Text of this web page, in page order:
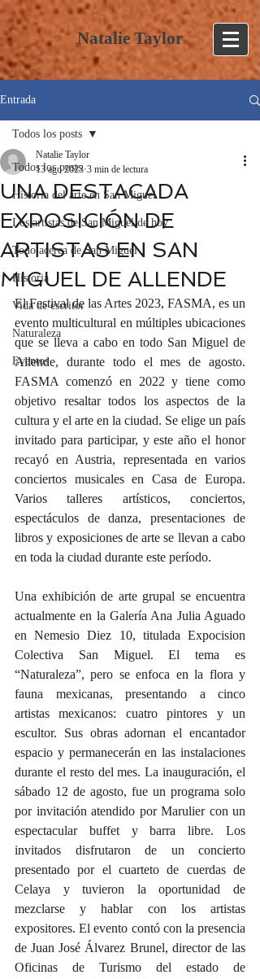
Natalie Taylor
Entrada
Todos los posts
Historia del arte en San Miguel
Los artistas de San Miguel de hoy
Todo acerca de San Miguel
Historia
Vida de escritor
Naturaleza
Eventos
Todos los posts
UNA DESTACADA
EXPOSICIÓN DE
ARTISTAS EN SAN
MIGUEL DE ALLENDE
Natalie Taylor
13 ago 2023 3 min de lectura
El Festival de las Artes 2023, FASMA, es un
evento multicultural en múltiples ubicaciones
que se lleva a cabo en todo San Miguel de
Allende, durante todo el mes de agosto.
FASMA comenzó en 2022 y tiene como
objetivo resaltar todos los aspectos de la
cultura y el arte en la ciudad. Se elige un país
invitado para participar, y este año el honor
recayó en Austria, representada en varios
conciertos musicales en Casa de Europa.
Varios talleres artísticos, conciertos,
espectáculos de danza, presentaciones de
libros y exposiciones de arte se llevan a cabo
en toda la ciudad durante este período.
Una exhibición de arte grupal se encuentra
actualmente en la Galería Ana Julia Aguado
en Nemesio Diez 10, titulada Expocision
Colectiva San Miguel. El tema es
“Naturaleza”, pero se enfoca en la flora y
fauna mexicanas, presentando a cinco
artistas mexicanos: cuatro pintores y un
escultor. Sus obras adornan el encantador
espacio y permanecerán en las instalaciones
durante el resto del mes. La inauguración, el
sábado 12 de agosto, fue un programa solo
por invitación atendido por Marulier con un
espectacular buffet y barra libre. Los
invitados disfrutaron de un concierto
presentado por el cuarteto de cuerdas de
Celaya y tuvieron la oportunidad de
mezclarse y hablar con los artistas
expositores. El evento contó con la presencia
de Juan José Álvarez Brunel, director de las
Oficinas de Turismo del estado de